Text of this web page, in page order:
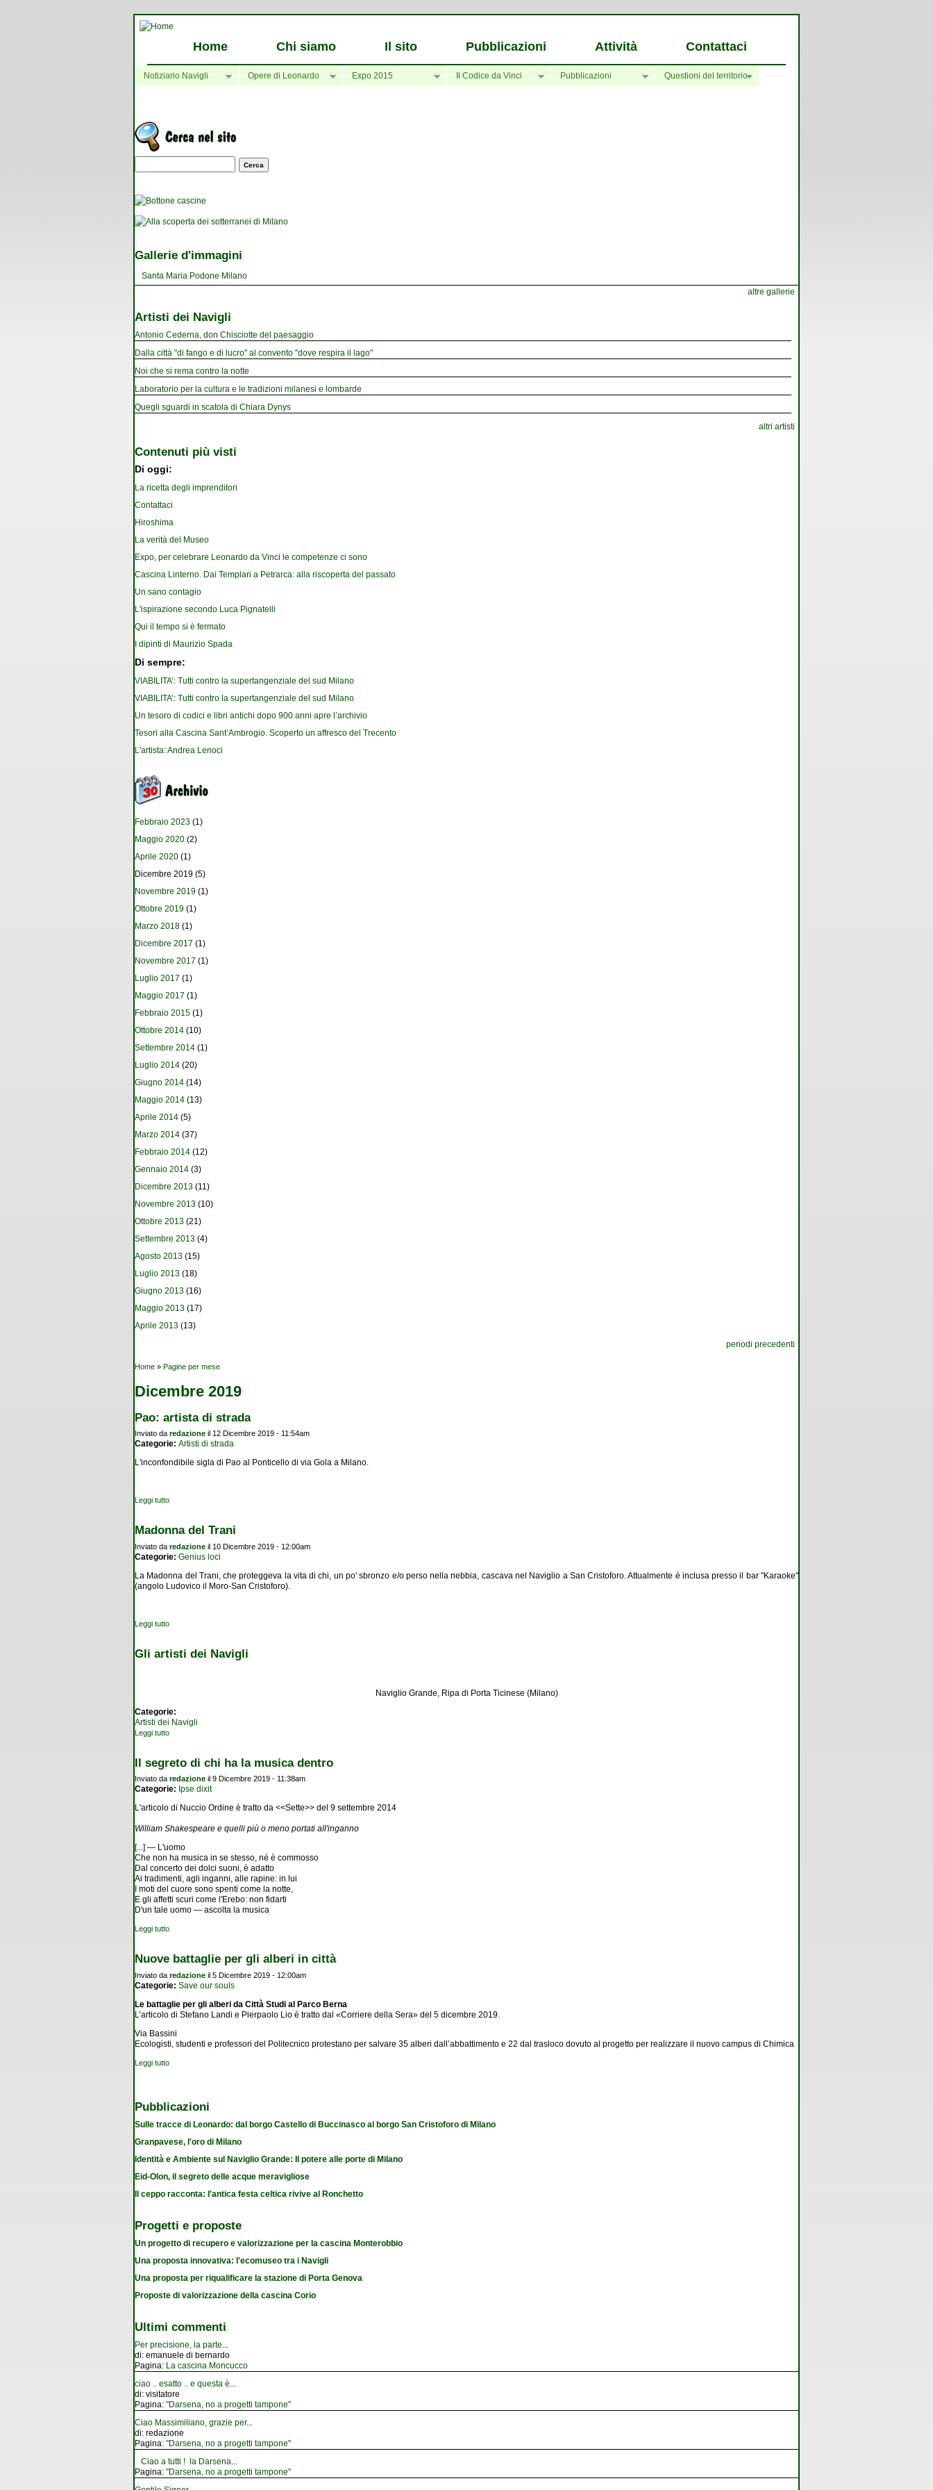
Home Chi siamo Il sito Pubblicazioni Attività Contattaci
Notiziario Navigli Opere di Leonardo Expo 2015 Il Codice da Vinci Pubblicazioni Questioni del territorio
Maschera di ricerca
Gallerie d'immagini
Santa Maria Podone Milano
altre gallerie
Artisti dei Navigli
Antonio Cederna, don Chisciotte del paesaggio
Dalla città "di fango e di lucro" al convento "dove respira il lago"
Noi che si rema contro la notte
Laboratorio per la cultura e le tradizioni milanesi e lombarde
Quegli sguardi in scatola di Chiara Dynys
altri artisti
Contenuti più visti
Di oggi:
La ricetta degli imprenditori
Contattaci
Hiroshima
La verità del Museo
Expo, per celebrare Leonardo da Vinci le competenze ci sono
Cascina Linterno. Dai Templari a Petrarca: alla riscoperta del passato
Un sano contagio
L'ispirazione secondo Luca Pignatelli
Qui il tempo si è fermato
I dipinti di Maurizio Spada
Di sempre:
VIABILITA’: Tutti contro la supertangenziale del sud Milano
VIABILITA’: Tutti contro la supertangenziale del sud Milano
Un tesoro di codici e libri antichi dopo 900 anni apre l’archivio
Tesori alla Cascina Sant’Ambrogio. Scoperto un affresco del Trecento
L'artista: Andrea Lenoci
Febbraio 2023 (1)
Maggio 2020 (2)
Aprile 2020 (1)
Dicembre 2019 (5)
Novembre 2019 (1)
Ottobre 2019 (1)
Marzo 2018 (1)
Dicembre 2017 (1)
Novembre 2017 (1)
Luglio 2017 (1)
Maggio 2017 (1)
Febbraio 2015 (1)
Ottobre 2014 (10)
Settembre 2014 (1)
Luglio 2014 (20)
Giugno 2014 (14)
Maggio 2014 (13)
Aprile 2014 (5)
Marzo 2014 (37)
Febbraio 2014 (12)
Gennaio 2014 (3)
Dicembre 2013 (11)
Novembre 2013 (10)
Ottobre 2013 (21)
Settembre 2013 (4)
Agosto 2013 (15)
Luglio 2013 (18)
Giugno 2013 (16)
Maggio 2013 (17)
Aprile 2013 (13)
periodi precedenti
Tu sei qui
Home » Pagine per mese
Dicembre 2019
Pao: artista di strada
Inviato da redazione il 12 Dicembre 2019 - 11:54am
Categorie: Artisti di strada
L'inconfondibile sigla di Pao al Ponticello di via Gola a Milano.
Leggi tutto
Madonna del Trani
Inviato da redazione il 10 Dicembre 2019 - 12:00am
Categorie: Genius loci
La Madonna del Trani, che proteggeva la vita di chi, un po' sbronzo e/o perso nella nebbia, cascava nel Naviglio a San Cristoforo. Attualmente è inclusa presso il bar "Karaoke"
(angolo Ludovico il Moro-San Cristoforo).
Leggi tutto
Gli artisti dei Navigli
Naviglio Grande, Ripa di Porta Ticinese (Milano)
Categorie:
Artisti dei Navigli
Leggi tutto
Il segreto di chi ha la musica dentro
Inviato da redazione il 9 Dicembre 2019 - 11:38am
Categorie: Ipse dixit
L'articolo di Nuccio Ordine è tratto da <<Sette>> del 9 settembre 2014
William Shakespeare e quelli più o meno portati all'inganno
[...] — L'uomo
Che non ha musica in se stesso, né è commosso
Dal concerto dei dolci suoni, è adatto
Ai tradimenti, agli inganni, alle rapine: in lui
I moti del cuore sono spenti come la notte,
E gli affetti scuri come l'Erebo: non fidarti
D'un tale uomo — ascolta la musica
Leggi tutto
Nuove battaglie per gli alberi in città
Inviato da redazione il 5 Dicembre 2019 - 12:00am
Categorie: Save our souls
Le battaglie per gli alberi da Città Studi al Parco Berna
L’articolo di Stefano Landi e Pierpaolo Lio è tratto dal «Corriere della Sera» del 5 dicembre 2019.
Via Bassini
Ecologisti, studenti e professori del Politecnico protestano per salvare 35 alberi dall’abbattimento e 22 dal trasloco dovuto al progetto per realizzare il nuovo campus di Chimica
Leggi tutto
Pubblicazioni
Sulle tracce di Leonardo: dal borgo Castello di Buccinasco al borgo San Cristoforo di Milano
Granpavese, l'oro di Milano
Identità e Ambiente sul Naviglio Grande: Il potere alle porte di Milano
Eid-Olon, il segreto delle acque meravigliose
Il ceppo racconta: l'antica festa celtica rivive al Ronchetto
Progetti e proposte
Un progetto di recupero e valorizzazione per la cascina Monterobbio
Una proposta innovativa: l'ecomuseo tra i Navigli
Una proposta per riqualificare la stazione di Porta Genova
Proposte di valorizzazione della cascina Corio
Ultimi commenti
Per precisione, la parte
di: emanuele di bernardo
Pagina: La cascina Moncucco
ciao .. esatto .. e questa è
di: visitatore
Pagina: "Darsena, no a progetti tampone"
Ciao Massimiliano, grazie per...
di: redazione
Pagina: "Darsena, no a progetti tampone"
Ciao a tutti ! la Darsena
Pagina: "Darsena, no a progetti tampone"